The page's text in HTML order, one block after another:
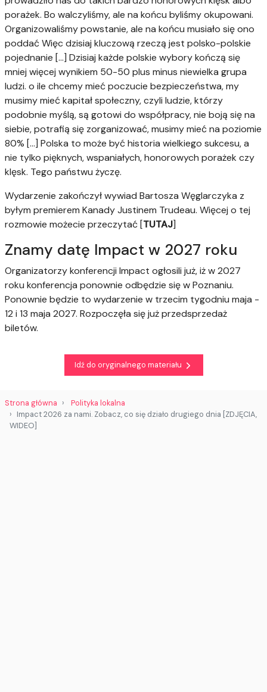
porażek. Bo walczyliśmy, ale na końcu byliśmy okupowani.
Organizowaliśmy powstanie, ale na końcu musiało się ono
poddać Więc dzisiaj kluczową rzeczą jest polsko-polskie
pojednanie [...] Dzisiaj każde polskie wybory kończą się
mniej więcej wynikiem 50-50 plus minus niewielka grupa
ludzi. o ile chcemy mieć poczucie bezpieczeństwa, my
musimy mieć kapitał społeczny, czyli ludzie, którzy
podobnie myślą, są gotowi do współpracy, nie boją się na
siebie, potrafią się zorganizować, musimy mieć na poziomie
80% [...] Polska to może być historia wielkiego sukcesu, a
nie tylko pięknych, wspaniałych, honorowych porażek czy
klęsk. Tego państwu życzę.
Wydarzenie zakończył wywiad Bartosza Węglarczyka z
byłym premierem Kanady Justinem Trudeau. Więcej o tej
rozmowie możecie przeczytać [TUTAJ]
Znamy datę Impact w 2027 roku
Organizatorzy konferencji Impact ogłosili już, iż w 2027
roku konferencja ponownie odbędzie się w Poznaniu.
Ponownie będzie to wydarzenie w trzecim tygodniu maja -
12 i 13 maja 2027. Rozpoczęła się już przedsprzedaż
biletów.
Idź do oryginalnego materiału
Strona główna
Polityka lokalna
Impact 2026 za nami. Zobacz, co się działo drugiego dnia [ZDJĘCIA,
WIDEO]